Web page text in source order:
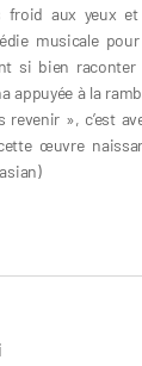
froid aux yeux
musicale
si bien
appuyée à la
», c’est
œuvre
Anton